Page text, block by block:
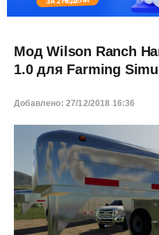
Мод Wilson Ranch
1.0 для Farming
Добавлено: 27/12/2018 16:36